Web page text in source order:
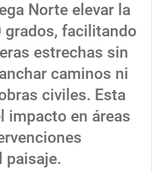
Norte elevar la
grados, facilitando
estrechas sin
caminos ni
civiles. Esta
impacto en áreas
paisaje.